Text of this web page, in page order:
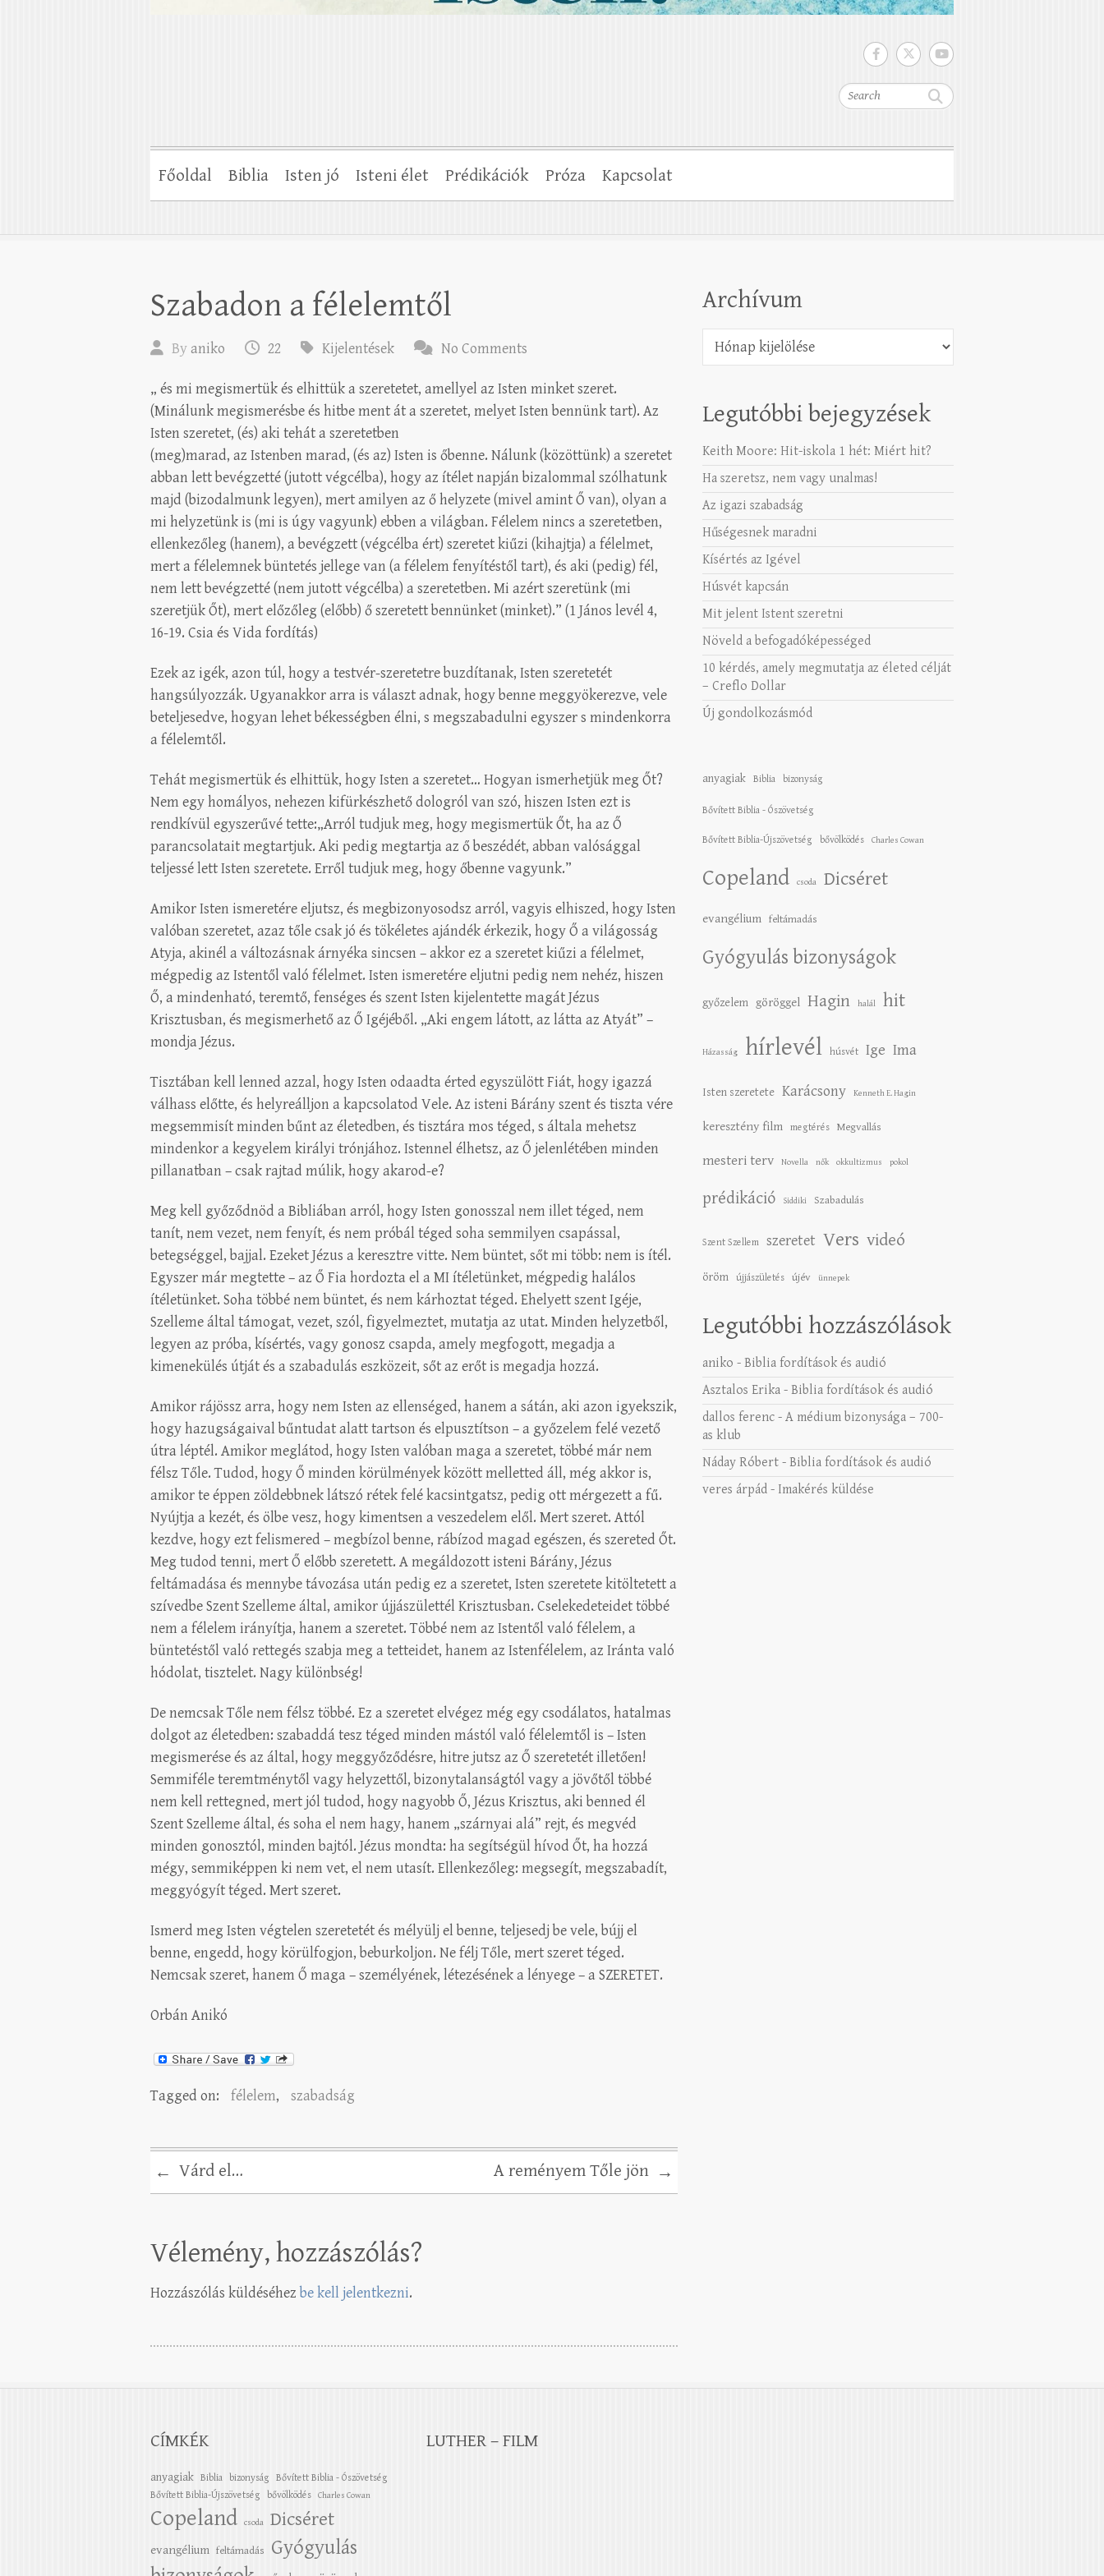
Search
Főoldal Biblia Isten jó Isteni élet Prédikációk Próza Kapcsolat
Szabadon a félelemtől
By aniko 22 Kijelentések No Comments
„ és mi megismertük és elhittük a szeretetet, amellyel az Isten minket szeret.
(Minálunk megismerésbe és hitbe ment át a szeretet, melyet Isten bennünk tart). Az
Isten szeretet, (és) aki tehát a szeretetben
(meg)marad, az Istenben marad, (és az) Isten is őbenne. Nálunk (közöttünk) a szeretet
abban lett bevégzetté (jutott végcélba), hogy az ítélet napján bizalommal szólhatunk
majd (bizodalmunk legyen), mert amilyen az ő helyzete (mivel amint Ő van), olyan a
mi helyzetünk is (mi is úgy vagyunk) ebben a világban. Félelem nincs a szeretetben,
ellenkezőleg (hanem), a bevégzett (végcélba ért) szeretet kiűzi (kihajtja) a félelmet,
mert a félelemnek büntetés jellege van (a félelem fenyítéstől tart), és aki (pedig) fél,
nem lett bevégzetté (nem jutott végcélba) a szeretetben. Mi azért szeretünk (mi
szeretjük Őt), mert előzőleg (előbb) ő szeretett bennünket (minket).” (1 János levél 4,
16-19. Csia és Vida fordítás)
Ezek az igék, azon túl, hogy a testvér-szeretetre buzdítanak, Isten szeretetét
hangsúlyozzák. Ugyanakkor arra is választ adnak, hogy benne meggyökerezve, vele
beteljesedve, hogyan lehet békességben élni, s megszabadulni egyszer s mindenkorra
a félelemtől.
Tehát megismertük és elhittük, hogy Isten a szeretet… Hogyan ismerhetjük meg Őt?
Nem egy homályos, nehezen kifürkészhető dologról van szó, hiszen Isten ezt is
rendkívül egyszerűvé tette:„Arról tudjuk meg, hogy megismertük Őt, ha az Ő
parancsolatait megtartjuk. Aki pedig megtartja az ő beszédét, abban valósággal
teljessé lett Isten szeretete. Erről tudjuk meg, hogy őbenne vagyunk.”
Amikor Isten ismeretére eljutsz, és megbizonyosodsz arról, vagyis elhiszed, hogy Isten
valóban szeretet, azaz tőle csak jó és tökéletes ajándék érkezik, hogy Ő a világosság
Atyja, akinél a változásnak árnyéka sincsen – akkor ez a szeretet kiűzi a félelmet,
mégpedig az Istentől való félelmet. Isten ismeretére eljutni pedig nem nehéz, hiszen
Ő, a mindenható, teremtő, fenséges és szent Isten kijelentette magát Jézus
Krisztusban, és megismerhető az Ő Igéjéből. „Aki engem látott, az látta az Atyát” –
mondja Jézus.
Tisztában kell lenned azzal, hogy Isten odaadta érted egyszülött Fiát, hogy igazzá
válhass előtte, és helyreálljon a kapcsolatod Vele. Az isteni Bárány szent és tiszta vére
megsemmisít minden bűnt az életedben, és tisztára mos téged, s általa mehetsz
mindenkor a kegyelem királyi trónjához. Istennel élhetsz, az Ő jelenlétében minden
pillanatban – csak rajtad múlik, hogy akarod-e?
Meg kell győződnöd a Bibliában arról, hogy Isten gonosszal nem illet téged, nem
tanít, nem vezet, nem fenyít, és nem próbál téged soha semmilyen csapással,
betegséggel, bajjal. Ezeket Jézus a keresztre vitte. Nem büntet, sőt mi több: nem is ítél.
Egyszer már megtette – az Ő Fia hordozta el a MI ítéletünket, mégpedig halálos
ítéletünket. Soha többé nem büntet, és nem kárhoztat téged. Ehelyett szent Igéje,
Szelleme által támogat, vezet, szól, figyelmeztet, mutatja az utat. Minden helyzetből,
legyen az próba, kísértés, vagy gonosz csapda, amely megfogott, megadja a
kimenekülés útját és a szabadulás eszközeit, sőt az erőt is megadja hozzá.
Amikor rájössz arra, hogy nem Isten az ellenséged, hanem a sátán, aki azon igyekszik,
hogy hazugságaival bűntudat alatt tartson és elpusztítson – a győzelem felé vezető
útra léptél. Amikor meglátod, hogy Isten valóban maga a szeretet, többé már nem
félsz Tőle. Tudod, hogy Ő minden körülmények között melletted áll, még akkor is,
amikor te éppen zöldebbnek látszó rétek felé kacsintgatsz, pedig ott mérgezett a fű.
Nyújtja a kezét, és ölbe vesz, hogy kimentsen a veszedelem elől. Mert szeret. Attól
kezdve, hogy ezt felismered – megbízol benne, rábízod magad egészen, és szereted Őt.
Meg tudod tenni, mert Ő előbb szeretett. A megáldozott isteni Bárány, Jézus
feltámadása és mennybe távozása után pedig ez a szeretet, Isten szeretete kitöltetett a
szívedbe Szent Szelleme által, amikor újjászülettél Krisztusban. Cselekedeteidet többé
nem a félelem irányítja, hanem a szeretet. Többé nem az Istentől való félelem, a
büntetéstől való rettegés szabja meg a tetteidet, hanem az Istenfélelem, az Iránta való
hódolat, tisztelet. Nagy különbség!
De nemcsak Tőle nem félsz többé. Ez a szeretet elvégez még egy csodálatos, hatalmas
dolgot az életedben: szabaddá tesz téged minden mástól való félelemtől is – Isten
megismerése és az által, hogy meggyőződésre, hitre jutsz az Ő szeretetét illetően!
Semmiféle teremtménytől vagy helyzettől, bizonytalanságtól vagy a jövőtől többé
nem kell rettegned, mert jól tudod, hogy nagyobb Ő, Jézus Krisztus, aki benned él
Szent Szelleme által, és soha el nem hagy, hanem „szárnyai alá” rejt, és megvéd
minden gonosztól, minden bajtól. Jézus mondta: ha segítségül hívod Őt, ha hozzá
mégy, semmiképpen ki nem vet, el nem utasít. Ellenkezőleg: megsegít, megszabadít,
meggyógyít téged. Mert szeret.
Ismerd meg Isten végtelen szeretetét és mélyülj el benne, teljesedj be vele, bújj el
benne, engedd, hogy körülfogjon, beburkoljon. Ne félj Tőle, mert szeret téged.
Nemcsak szeret, hanem Ő maga – személyének, létezésének a lényege – a SZERETET.
Orbán Anikó
Tagged on: félelem, szabadság
← Várd el… A reményem Tőle jön →
Vélemény, hozzászólás?
Hozzászólás küldéséhez be kell jelentkezni.
Archívum
Archívum
Legutóbbi bejegyzések
Keith Moore: Hit-iskola 1 hét: Miért hit?
Ha szeretsz, nem vagy unalmas!
Az igazi szabadság
Hűségesnek maradni
Kísértés az Igével
Húsvét kapcsán
Mit jelent Istent szeretni
Növeld a befogadóképességed
10 kérdés, amely megmutatja az életed célját
– Creflo Dollar
Új gondolkozásmód
anyagiak Biblia bizonyság
Bővített Biblia - Ószövetség
Bővített Biblia-Újszövetség bővölködés Charles Cowan
Copeland csoda Dicséret
evangélium feltámadás
Gyógyulás bizonyságok
győzelem göröggel Hagin halál hit
Házasság hírlevél húsvét Ige Ima
Isten szeretete Karácsony Kenneth E. Hagin
keresztény film megtérés Megvallás
mesteri terv Novella nők okkultizmus pokol
prédikáció Siddiki Szabadulás
Szent Szellem szeretet Vers videó
öröm újjászületés újév ünnepek
Legutóbbi hozzászólások
aniko -Biblia fordítások és audió
Asztalos Erika -Biblia fordítások és audió
dallos ferenc -A médium bizonysága – 700-
as klub
Náday Róbert -Biblia fordítások és audió
veres árpád - Imakérés küldése
CÍMKÉK
anyagiak Biblia bizonyság
Bővített Biblia - Ószövetség
Bővített Biblia-Újszövetség
bővölködés Charles Cowan
Copeland csoda Dicséret
evangélium feltámadás
Gyógyulás
LUTHER – FILM